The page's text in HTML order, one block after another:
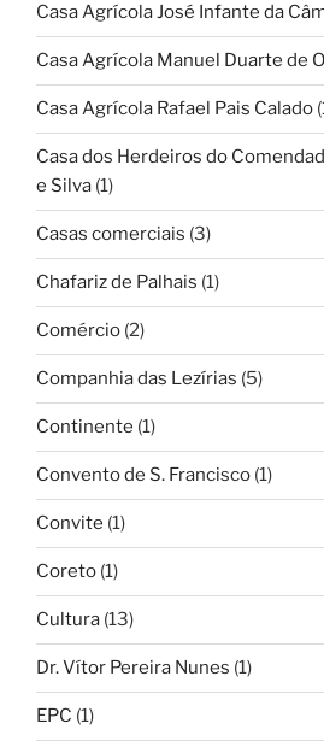
Casa Agrícola José Infante da
Casa Agrícola Manuel Duarte de
Casa Agrícola Rafael Pais Calado
Casa dos Herdeiros do
e Silva (1)
Casas comerciais (3)
Chafariz de Palhais (1)
Comércio (2)
Companhia das Lezírias (5)
Continente (1)
Convento de S. Francisco (1)
Convite (1)
Coreto (1)
Cultura (13)
Dr. Vítor Pereira Nunes (1)
EPC (1)